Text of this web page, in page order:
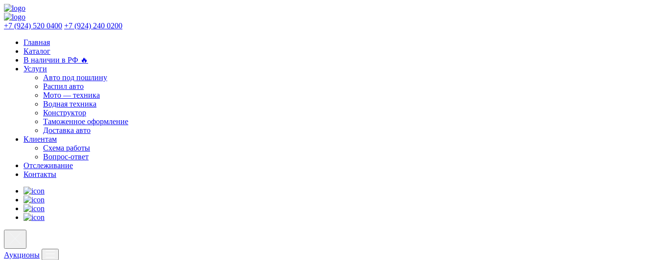
+7 (924) 520 0400 +7 (924) 240 0200
Главная
Каталог
В наличии в РФ 🔥
Услуги
Авто под пошлину
Распил авто
Мото — техника
Водная техника
Конструктор
Таможенное оформление
Доставка авто
Клиентам
Схема работы
Вопрос-ответ
Отслеживание
Контакты
Аукционы